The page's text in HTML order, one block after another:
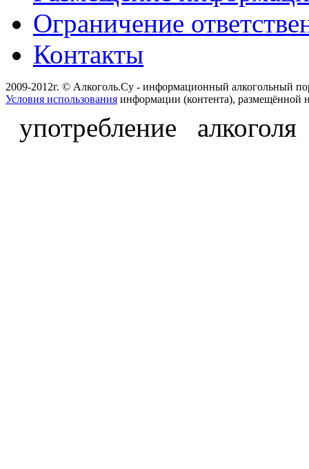
Ограничение
Контакты
2009-2012г. © Алкоголь.Су - информационный алкогольный
Условия использования информации (контента), размещённой
употребление